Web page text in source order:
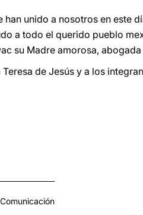
unido a nosotros en este
a todo el querido pueblo
su Madre amorosa,
de Jesús y a los